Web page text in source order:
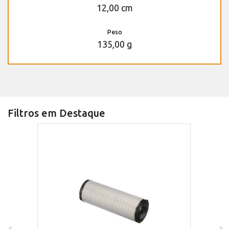
12,00 cm
Peso
135,00 g
Filtros em Destaque